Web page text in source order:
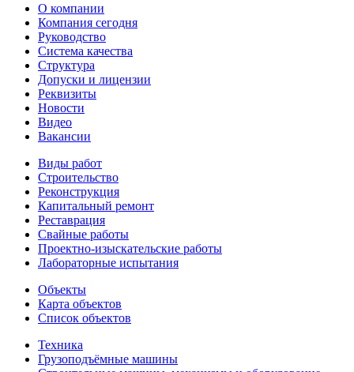
О компании
Компания сегодня
Руководство
Система качества
Структура
Допуски и лицензии
Реквизиты
Новости
Видео
Вакансии
Виды работ
Строительство
Реконструкция
Капитальный ремонт
Реставрация
Свайные работы
Проектно-изыскательские работы
Лабораторные испытания
Объекты
Карта объектов
Список объектов
Техника
Грузоподъёмные машины